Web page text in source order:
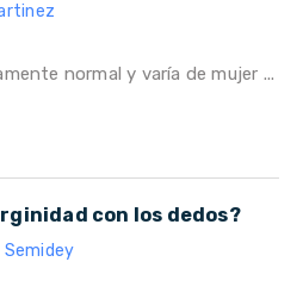
normal y varía de mujer ...
con los dedos?
Semidey